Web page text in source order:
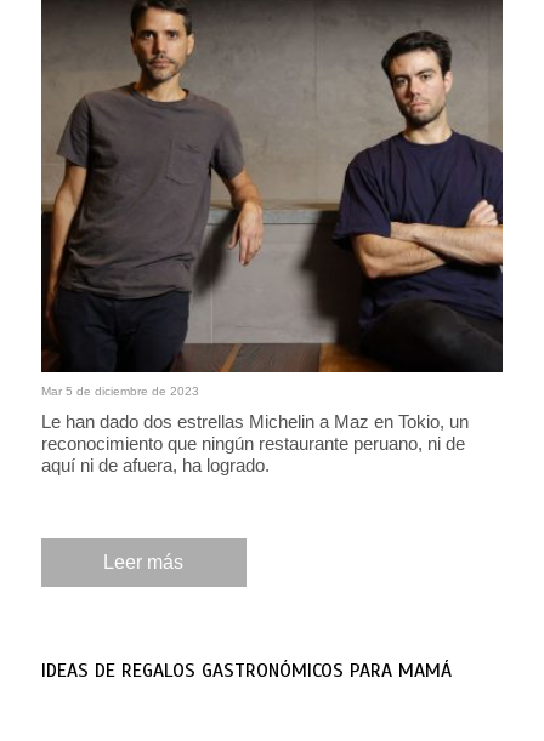
Mar 5 de diciembre de 2023
Le han dado dos estrellas Michelin a Maz en Tokio, un
reconocimiento que ningún restaurante peruano, ni de
aquí ni de afuera, ha logrado.
Leer más
IDEAS DE REGALOS GASTRONÓMICOS PARA MAMÁ